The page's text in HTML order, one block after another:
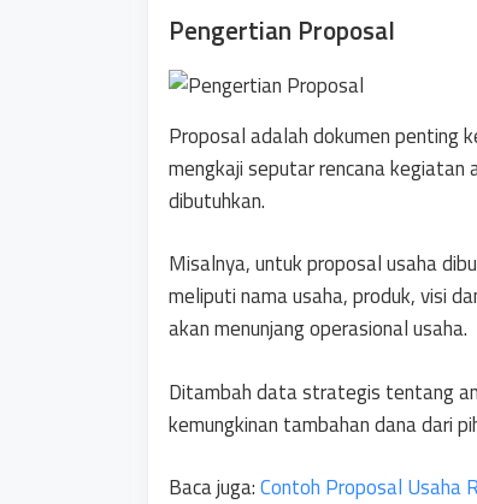
Pengertian Proposal
Proposal adalah dokumen penting
mengkaji seputar rencana
dibutuhkan.
Misalnya, untuk proposal usaha
meliputi nama usaha, produk, visi
akan menunjang operasional usaha.
Ditambah data strategis tentang
kemungkinan tambahan dana dari
Baca juga:Contoh Proposal Usaha